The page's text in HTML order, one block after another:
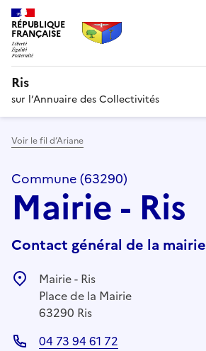
RÉPUBLIQUE
FRANÇAISE
Ris
sur l’Annuaire des Collectivités
Voir le fil d’Ariane
Commune (63290)
Mairie - Ris
Contact général de la mairie
Mairie - Ris
Place de la Mairie
63290 Ris
04 73 94 61 72